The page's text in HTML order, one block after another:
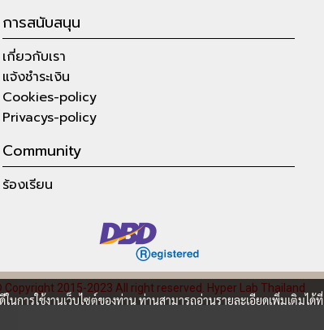
การสนับสนุน
เกี่ยวกับเรา
แจ้งชำระเงิน
Cookies-policy
Privacys-policy
Community
ร้องเรียน
Copyright 2015-2023 All right reserved. Hyper Lab Thailand
การใช้งานเว็บไซต์ของท่าน ท่านสามารถอ่านรายละเอียดเพิ่มเติมได้ที่